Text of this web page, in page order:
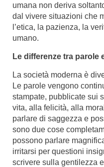
umana non deriva
dal vivere situazioni che
l’etica, la pazienza, la
umano.
Le differenze tra parole
La società moderna è
Le parole vengono
stampate, pubblicate sui
vita, alla felicità, alla
parlare di saggezza e
sono due cose
possono parlare
irritarsi per questioni
scrivere sulla gentilezza